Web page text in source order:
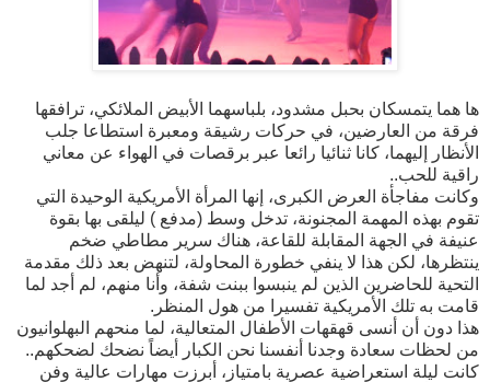
ها هما يتمسكان بحبل مشدود، بلباسهما الأبيض الملائكي، ترافقها
فرقة من العارضين، في حركات رشيقة ومعبرة استطاعا جلب
الأنظار إليهما، كانا ثنائيا رائعا عبر برقصات في الهواء عن معاني
راقية للحب..
وكانت مفاجأة العرض الكبرى، إنها المرأة الأمريكية الوحيدة التي
تقوم بهذه المهمة المجنونة، تدخل وسط (مدفع ) ليلقى بها بقوة
عنيفة في الجهة المقابلة للقاعة، هناك سرير مطاطي ضخم
ينتظرها، لكن هذا لا ينفي خطورة المحاولة، لتنهض بعد ذلك مقدمة
التحية للحاضرين الذين لم ينبسوا ببنت شفة، وأنا منهم، لم أجد لما
قامت به تلك الأمريكية تفسيرا من هول المنظر.
هذا دون أن أنسى قهقهات الأطفال المتعالية، لما منحهم البهلوانيون
من لحظات سعادة وجدنا أنفسنا نحن الكبار أيضاً نضحك لضحكهم..
كانت ليلة استعراضية عصرية بامتياز، أبرزت مهارات عالية وفن